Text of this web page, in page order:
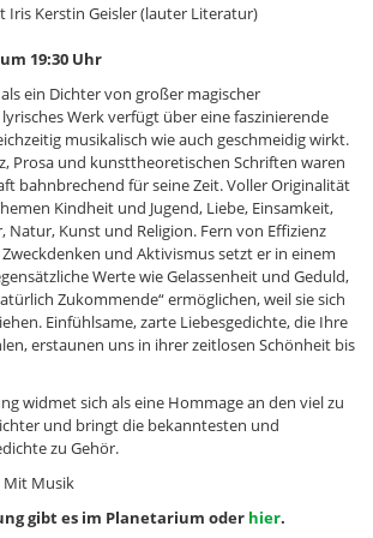
Iris Kerstin Geisler (lauter Literatur)
19:30 Uhr
als ein Dichter von großer magischer
Werk verfügt über eine faszinierende
musikalisch wie auch geschmeidig wirkt.
Prosa und kunsttheoretischen Schriften waren
bahnbrechend für seine Zeit. Voller Originalität
Kindheit und Jugend, Liebe, Einsamkeit,
Natur, Kunst und Religion. Fern von Effizienz
und Aktivismus setzt er in einem
Werte wie Gelassenheit und Geduld,
Zukommende“ ermöglichen, weil sie sich
Einfühlsame, zarte Liebesgedichte, die Ihre
erstaunen uns in ihrer zeitlosen Schönheit bis
widmet sich als eine Hommage an den viel zu
und bringt die bekanntesten und
zu Gehör.
Mit Musik
gibt es im Planetarium oder hier.